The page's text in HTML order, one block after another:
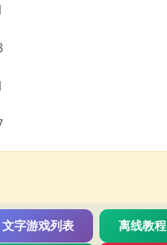
文字游戏列表 离线教程